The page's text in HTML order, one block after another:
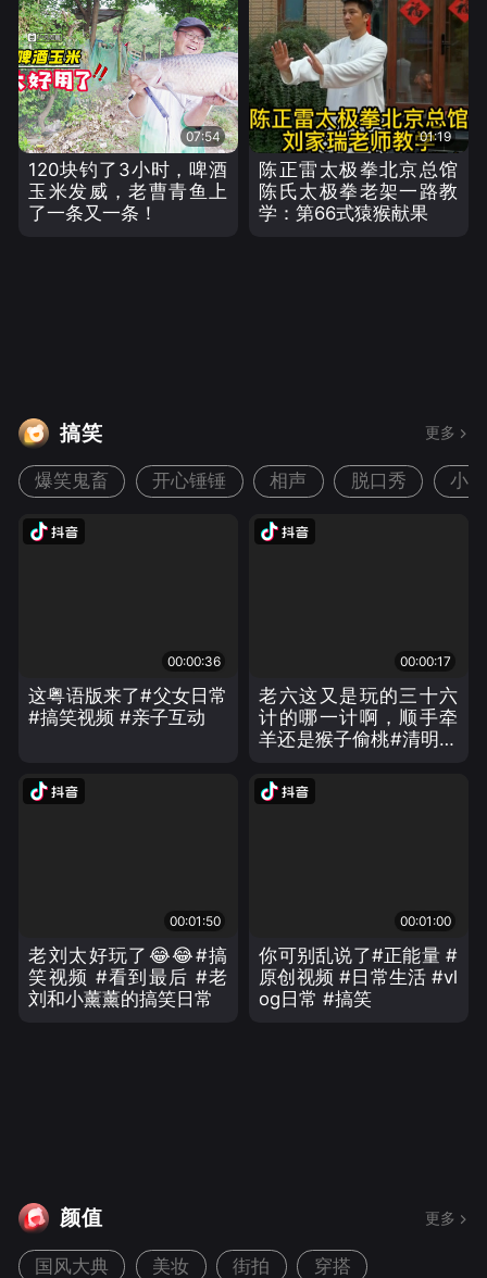
07:54
120块钓了3小时，啤酒
玉米发威，老曹青鱼上
了一条又一条！
01:19
陈正雷太极拳北京总馆
陈氏太极拳老架一路教
学：第66式猿猴献果
搞笑 更多
爆笑鬼畜 开心锤锤 相声 脱口秀 小品
00:00:36
这粤语版来了#父女日常
#搞笑视频 #亲子互动
00:00:17
老六这又是玩的三十六
计的哪一计啊，顺手牵
羊还是猴子偷桃#清明上
上河园互动 #金国将军
#搞笑视频
00:01:50
老刘太好玩了😂😂#搞
笑视频 #看到最后 #老
刘和小薰薰的搞笑日常
00:01:00
你可别乱说了#正能量 #
原创视频 #日常生活 #vl
og日常 #搞笑
颜值 更多
国风大典 美妆 街拍 穿搭